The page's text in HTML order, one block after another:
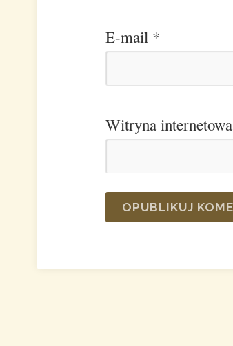
E-mail *
Witryna internetowa